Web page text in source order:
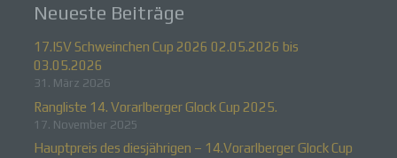
Neueste Beiträge
17.ISV Schweinchen Cup 2026 02.05.2026 bis
03.05.2026
31. März 2026
Rangliste 14. Vorarlberger Glock Cup 2025.
17. November 2025
Hauptpreis des diesjährigen – 14.Vorarlberger Glock Cup